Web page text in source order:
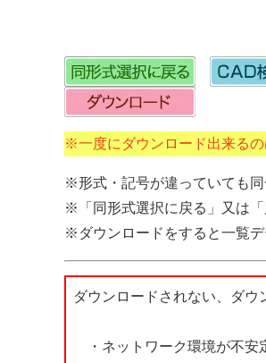
※一度にダウンロード出来るの
※形式・記号が違っていても同
※「同形式選択に戻る」又は「
※ダウンロードをすると一覧デ
ダウンロードされない、ダウ
・ネットワーク環境が不安